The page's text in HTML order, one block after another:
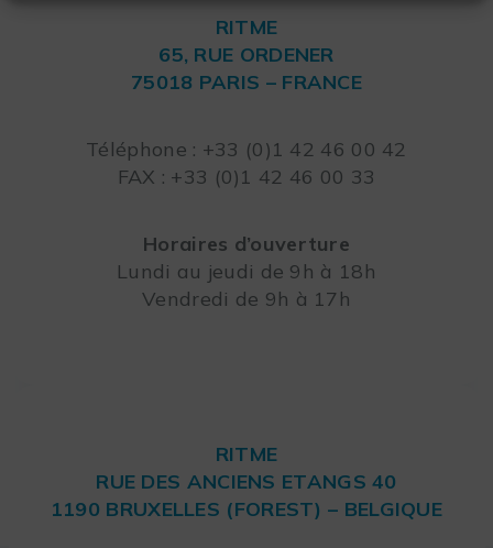
RITME
65, RUE ORDENER
75018 PARIS – FRANCE
Téléphone : +33 (0)1 42 46 00 42
FAX : +33 (0)1 42 46 00 33
Horaires d’ouverture
Lundi au jeudi de 9h à 18h
Vendredi de 9h à 17h
RITME
RUE DES ANCIENS ETANGS 40
1190 BRUXELLES (FOREST) – BELGIQUE